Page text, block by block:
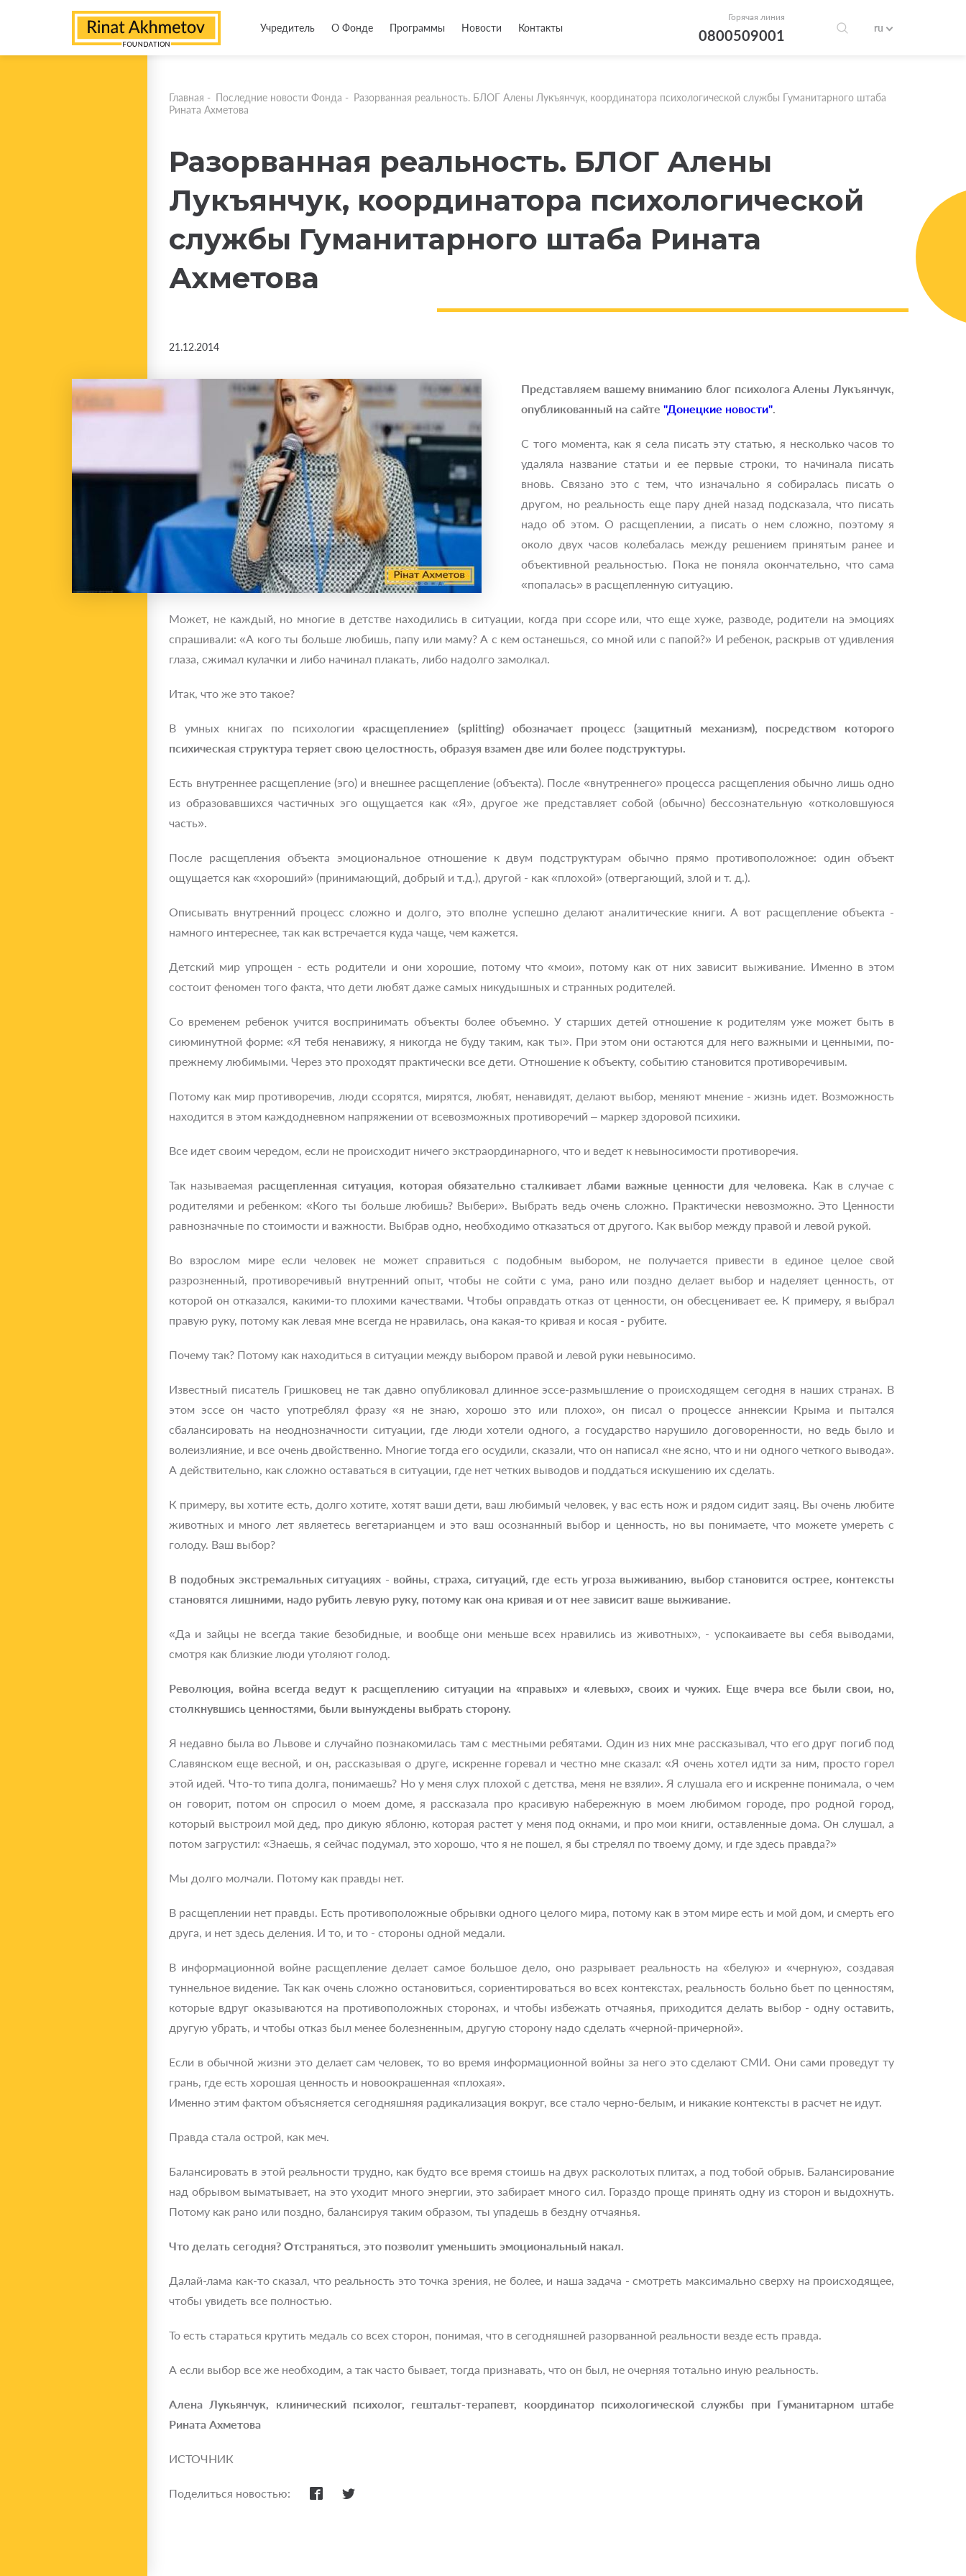
Учредитель О Фонде Программы Новости Контакты
Горячая линия
0800509001 ru
Главная - Последние новости Фонда - Разорванная реальность. БЛОГ Алены Лукъянчук, координатора психологической службы Гуманитарного штаба
Рината Ахметова
Разорванная реальность. БЛОГ Алены
Лукъянчук, координатора психологической
службы Гуманитарного штаба Рината
Ахметова
21.12.2014
Представляем вашему вниманию блог психолога Алены Лукъянчук,
опубликованный на сайте "Донецкие новости".
С того момента, как я села писать эту статью, я несколько часов то
удаляла название статьи и ее первые строки, то начинала писать
вновь. Связано это с тем, что изначально я собиралась писать о
другом, но реальность еще пару дней назад подсказала, что писать
надо об этом. О расщеплении, а писать о нем сложно, поэтому я
около двух часов колебалась между решением принятым ранее и
объективной реальностью. Пока не поняла окончательно, что сама
«попалась» в расщепленную ситуацию.
Может, не каждый, но многие в детстве находились в ситуации, когда при ссоре или, что еще хуже, разводе, родители на эмоциях
спрашивали: «А кого ты больше любишь, папу или маму? А с кем останешься, со мной или с папой?» И ребенок, раскрыв от удивления
глаза, сжимал кулачки и либо начинал плакать, либо надолго замолкал.
Итак, что же это такое?
В умных книгах по психологии«расщепление»
(splitting) обозначает процесс (защитный механизм), посредством которого
психическая структура теряет свою целостность, образуя взамен две или более подструктуры.
Есть внутреннее расщепление (эго) и внешнее расщепление (объекта). После «внутреннего» процесса расщепления обычно лишь одно
из образовавшихся частичных эго ощущается как «Я», другое же представляет собой (обычно) бессознательную «отколовшуюся
часть».
После расщепления объекта эмоциональное отношение к двум подструктурам обычно прямо противоположное: один объект
ощущается как «хороший» (принимающий, добрый и т.д.), другой - как «плохой» (отвергающий, злой и т. д.).
Описывать внутренний процесс сложно и долго, это вполне успешно делают аналитические книги. А вот расщепление объекта -
намного интереснее, так как встречается куда чаще, чем кажется.
Детский мир упрощен - есть родители и они хорошие, потому что «мои», потому как от них зависит выживание. Именно в этом
состоит феномен того факта, что дети любят даже самых никудышных и странных родителей.
Со временем ребенок учится воспринимать объекты более объемно. У старших детей отношение к родителям уже может быть в
сиюминутной форме: «Я тебя ненавижу, я никогда не буду таким, как ты». При этом они остаются для него важными и ценными, по-
прежнему любимыми. Через это проходят практически все дети. Отношение к объекту, событию становится противоречивым.
Потому как мир противоречив, люди ссорятся, мирятся, любят, ненавидят, делают выбор, меняют мнение - жизнь идет. Возможность
находится в этом каждодневном напряжении от всевозможных противоречий – маркер здоровой психики.
Все идет своим чередом, если не происходит ничего экстраординарного, что и ведет к невыносимости противоречия.
Так называемая расщепленная ситуация, которая обязательно сталкивает лбами важные ценности для человека. Как в случае с
родителями и ребенком: «Кого ты больше любишь? Выбери». Выбрать ведь очень сложно. Практически невозможно. Это Ценности
равнозначные по стоимости и важности. Выбрав одно, необходимо отказаться от другого. Как выбор между правой и левой рукой.
Во взрослом мире если человек не может справиться с подобным выбором, не получается привести в единое целое свой
разрозненный, противоречивый внутренний опыт, чтобы не сойти с ума, рано или поздно делает выбор и наделяет ценность, от
которой он отказался, какими-то плохими качествами. Чтобы оправдать отказ от ценности, он обесценивает ее. К примеру, я выбрал
правую руку, потому как левая мне всегда не нравилась, она какая-то кривая и косая - рубите.
Почему так? Потому как находиться в ситуации между выбором правой и левой руки невыносимо.
Известный писатель Гришковец не так давно опубликовал длинное эссе-размышление о происходящем сегодня в наших странах. В
этом эссе он часто употреблял фразу «я не знаю, хорошо это или плохо», он писал о процессе аннексии Крыма и пытался
сбалансировать на неоднозначности ситуации, где люди хотели одного, а государство нарушило договоренности, но ведь было и
волеизлияние, и все очень двойственно. Многие тогда его осудили, сказали, что он написал «не ясно, что и ни одного четкого вывода».
А действительно, как сложно оставаться в ситуации, где нет четких выводов и поддаться искушению их сделать.
К примеру, вы хотите есть, долго хотите, хотят ваши дети, ваш любимый человек, у вас есть нож и рядом сидит заяц. Вы очень любите
животных и много лет являетесь вегетарианцем и это ваш осознанный выбор и ценность, но вы понимаете, что можете умереть с
голоду. Ваш выбор?
В подобных экстремальных ситуациях - войны, страха, ситуаций, где есть угроза выживанию, выбор становится острее, контексты
становятся лишними, надо рубить левую руку, потому как она кривая и от нее зависит ваше выживание.
«Да и зайцы не всегда такие безобидные, и вообще они меньше всех нравились из животных», - успокаиваете вы себя выводами,
смотря как близкие люди утоляют голод.
Революция, война всегда ведут к расщеплению ситуации на «правых» и «левых», своих и чужих. Еще вчера все были свои, но,
столкнувшись ценностями, были вынуждены выбрать сторону.
Я недавно была во Львове и случайно познакомилась там с местными ребятами. Один из них мне рассказывал, что его друг погиб под
Славянском еще весной, и он, рассказывая о друге, искренне горевал и честно мне сказал: «Я очень хотел идти за ним, просто горел
этой идей. Что-то типа долга, понимаешь? Но у меня слух плохой с детства, меня не взяли». Я слушала его и искренне понимала, о чем
он говорит, потом он спросил о моем доме, я рассказала про красивую набережную в моем любимом городе, про родной город,
который выстроил мой дед, про дикую яблоню, которая растет у меня под окнами, и про мои книги, оставленные дома. Он слушал, а
потом загрустил: «Знаешь, я сейчас подумал, это хорошо, что я не пошел, я бы стрелял по твоему дому, и где здесь правда?»
Мы долго молчали. Потому как правды нет.
В расщеплении нет правды. Есть противоположные обрывки одного целого мира, потому как в этом мире есть и мой дом, и смерть его
друга, и нет здесь деления. И то, и то - стороны одной медали.
В информационной войне расщепление делает самое большое дело, оно разрывает реальность на «белую» и «черную», создавая
туннельное видение. Так как очень сложно остановиться, сориентироваться во всех контекстах, реальность больно бьет по ценностям,
которые вдруг оказываются на противоположных сторонах, и чтобы избежать отчаянья, приходится делать выбор - одну оставить,
другую убрать, и чтобы отказ был менее болезненным, другую сторону надо сделать «черной-причерной».
Если в обычной жизни это делает сам человек, то во время информационной войны за него это сделают СМИ. Они сами проведут ту
грань, где есть хорошая ценность и новоокрашенная «плохая».
Именно этим фактом объясняется сегодняшняя радикализация вокруг, все стало черно-белым, и никакие контексты в расчет не идут.
Правда стала острой, как меч.
Балансировать в этой реальности трудно, как будто все время стоишь на двух расколотых плитах, а под тобой обрыв. Балансирование
над обрывом выматывает, на это уходит много энергии, это забирает много сил. Гораздо проще принять одну из сторон и выдохнуть.
Потому как рано или поздно, балансируя таким образом, ты упадешь в бездну отчаянья.
Что делать сегодня? Отстраняться, это позволит уменьшить эмоциональный накал.
Далай-лама как-то сказал, что реальность это точка зрения, не более, и наша задача - смотреть максимально сверху на происходящее,
чтобы увидеть все полностью.
То есть стараться крутить медаль со всех сторон, понимая, что в сегодняшней разорванной реальности везде есть правда.
А если выбор все же необходим, а так часто бывает, тогда признавать, что он был, не очерняя тотально иную реальность.
Алена Лукьянчук, клинический психолог, гештальт-терапевт, координатор психологической службы
при Гуманитарном штабе
Рината Ахметова
ИСТОЧНИК
Поделиться новостью: